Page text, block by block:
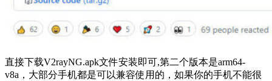
直接下载V2rayNG.apk文件安装即可,第二个版本是arm64-
v8a，大部分手机都是可以兼容使用的，如果你的手机不能很